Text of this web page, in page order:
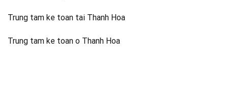
Trung tam ke toan tai Thanh Hoa
Trung tam ke toan o Thanh Hoa